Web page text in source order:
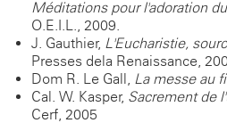
Méditations pour l'adoration
O.E.I.L., 2009.
J. Gauthier, L'Eucharistie,
Presses dela Renaissance,
Dom R. Le Gall, La messe au
Cal. W. Kasper, Sacrement de
Cerf, 2005